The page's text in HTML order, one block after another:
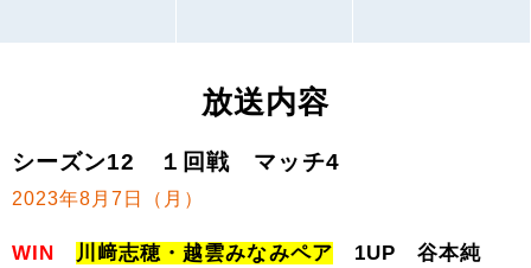
放送内容
シーズン12 １回戦 マッチ4
2023年8月7日（月）
WIN 川﨑志穂・越雲みなみペア 1UP 谷本純